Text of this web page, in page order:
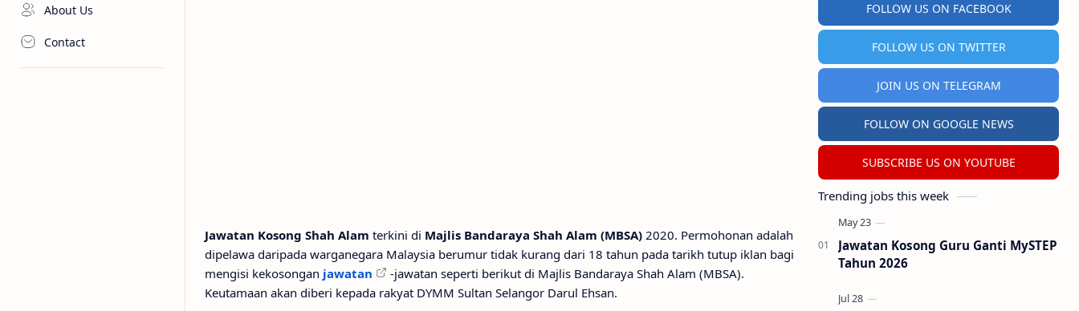
About Us
Contact
Jawatan Kosong Shah Alam terkini di Majlis Bandaraya Shah Alam (MBSA) 2020. Permohonan adalah
dipelawa daripada warganegara Malaysia berumur tidak kurang dari 18 tahun pada tarikh tutup iklan bagi
mengisi kekosongan jawatan
-jawatan seperti berikut di Majlis Bandaraya Shah Alam (MBSA).
Keutamaan akan diberi kepada rakyat DYMM Sultan Selangor Darul Ehsan.
FOLLOW US ON FACEBOOK
FOLLOW US ON TWITTER
JOIN US ON TELEGRAM
FOLLOW ON GOOGLE NEWS
SUBSCRIBE US ON YOUTUBE
Trending jobs this week
Jawatan Kosong Guru Ganti MySTEP
Tahun 2026